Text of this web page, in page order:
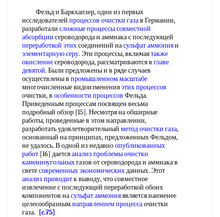
Фельд и Баркхапзер, одни из первых
исследователей процессов очистки газав Германии,
разработали сложные процессысовместной
абсорбции сероводорода и аммиака с последующей
переработкой этихсоединений насульфат аммонияи
элементарную серу. Эти процессы, включаятакже
окислениесероводорода, рассматриваются в главе
девятой. Были предложены и в ряде случаев
осуществлены в промышленном масштабе
многочисленные видоизмененияэтих процессов
очистки, в особенности процессов Фельда.
Приведенным процессам посвящен весьма
подробный обзор [15]. Несмотря на обширные
работы, проведенные в этом направлении,
разработать удовлетворительный метод очистки газа,
основанный на принципах, предложенных Фельдом,
не удалось. В одной из недавноопубликованных
работ [16] даетсяанализ проблемыочистки
каменноугольныхгазов от сероводорода и аммиака в
светесовременных экономическихданных. Этот
анализ приводитк выводу, что совместное
извлечение с последующей переработкой обоих
компонентов насульфат аммонияявляется наименее
целесообразнымнаправлением процессаочистки
газа.
[c.75]